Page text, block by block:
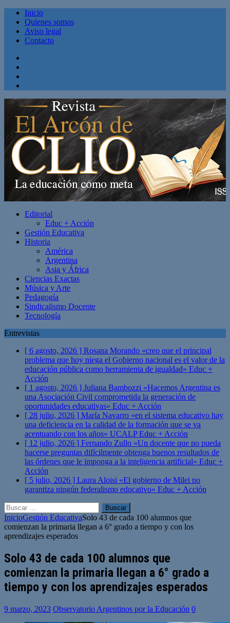
Inicio
Quienes somos
Aviso legal
Contacto
Editorial
Educ + Acción
Gestión Educativa
Historia
América
Argentina
Asia y África
Ciencias Exactas
Música y Arte
Pedagogía
Sindicalismo Docente
Tecnología
Entrevistas
[ 6 agosto, 2026 ] Rosana Morando «creo que el principal
problema que hoy niega el Gobierno nacional es el valor de la
educación pública como herramienta de igualdad» Educ +
Acción
[ 1 agosto, 2026 ] Juliana Bambozzi «Hacemos Argentina es
una Asociación Civil comprometida la generación de
oportunidades educativas» Educ + Acción
[ 28 julio, 2026 ] María Navarro «en el sistema educativo hay
una deficiencia en la calidad de la formación que se va
acentuando con los años» UCALPEduc + Acción
[ 12 julio, 2026 ] Fernando Zullo «Un docente que no pueda
hacerse preguntas difícilmente obtenga buenos resultados de
las órdenes que le imponga a la inteligencia artificial» Educ +
Acción
[ 5 julio, 2026 ] Laura Aloisi «El gobierno de Milei no
garantiza ningún federalismo educativo» Educ + Acción
Buscar:
InicioGestión EducativaSolo 43 de cada 100 alumnos que
comienzan la primaria llegan a 6° grado a tiempo y con los
aprendizajes esperados
Solo 43 de cada 100 alumnos que
comienzan la primaria llegan a 6° grado a
tiempo y con los aprendizajes esperados
9 marzo, 2023 Observatorio Argentinos por la Educación 0